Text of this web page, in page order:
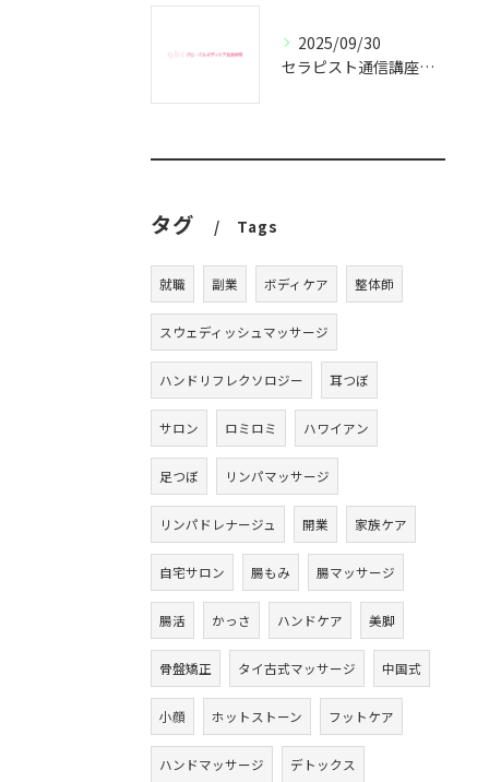
2025/09/30
セラピスト通信講座で副業成功の秘訣
タグ Tags
就職 副業 ボディケア 整体師
スウェディッシュマッサージ
ハンドリフレクソロジー 耳つぼ
サロン ロミロミ ハワイアン
足つぼ リンパマッサージ
リンパドレナージュ 開業 家族ケア
自宅サロン 腸もみ 腸マッサージ
腸活 かっさ ハンドケア 美脚
骨盤矯正 タイ古式マッサージ 中国式
小顔 ホットストーン フットケア
ハンドマッサージ デトックス